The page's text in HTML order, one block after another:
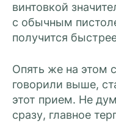
винтовкой
с обычным
получится
Опять же на этом
говорили выше,
этот прием. Не
сразу, главное